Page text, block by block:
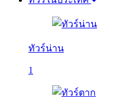
ทัวร์น่าน
1